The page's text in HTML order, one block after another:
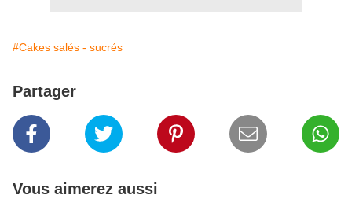
#Cakes salés - sucrés
Partager
Vous aimerez aussi